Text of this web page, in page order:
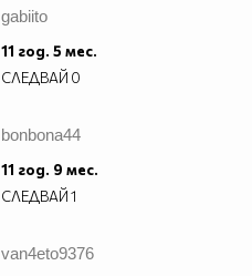
gabiito
11 год. 5 мес.
СЛЕДВАЙ 0
bonbona44
11 год. 9 мес.
СЛЕДВАЙ1
van4eto9376